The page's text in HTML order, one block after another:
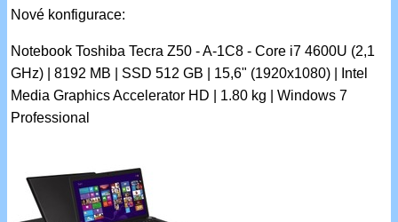
Nové konfigurace:
Notebook Toshiba Tecra Z50 - A-1C8 - Core i7 4600U (2,1
GHz) | 8192 MB | SSD 512 GB | 15,6" (1920x1080) | Intel
Media Graphics Accelerator HD | 1.80 kg | Windows 7
Professional